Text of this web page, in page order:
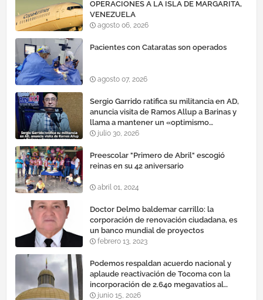
OPERACIONES A LA ISLA DE MARGARITA,
VENEZUELA
agosto 06, 2026
Pacientes con Cataratas son operados
agosto 07, 2026
Sergio Garrido ratifica su militancia en AD,
anuncia visita de Ramos Allup a Barinas y
llama a mantener un «optimismo
cauteloso»
julio 30, 2026
Preescolar "Primero de Abril" escogió
reinas en su 42 aniversario
abril 01, 2024
Doctor Delmo baldemar carrillo: la
corporación de renovación ciudadana, es
un banco mundial de proyectos
febrero 13, 2023
Podemos respaldan acuerdo nacional y
aplaude reactivación de Tocoma con la
incorporación de 2.640 megavatios al
sistema eléctrico nacional
junio 15, 2026